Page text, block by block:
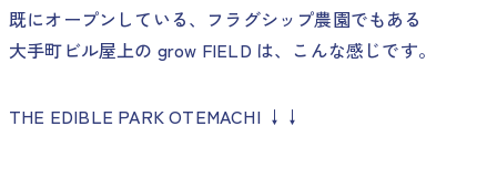
既にオープンしている、フラグシップ農園でもある
大手町ビル屋上の grow FIELD は、こんな感じです。
THE EDIBLE PARK OTEMACHI ↓↓